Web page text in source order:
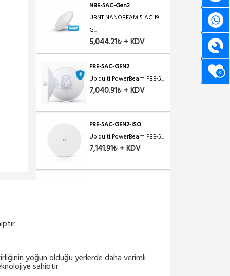
0
NBE-5AC-Gen2
UBNT NANOBEAM 5 AC 19
G...
5,044.21₺ + KDV
PBE-5AC-GEN2
Ubiquiti PowerBeam PBE-5...
7,040.91₺ + KDV
PBE-5AC-GEN2-ISO
Ubiquiti PowerBeam PBE-5...
7,141.91₺ + KDV
PBE-M5-400
Ubiquiti PowerBeam PBE-
Ubiquiti PowerBeam PBE-
yoğun olduğu yerlerde daha verimli
sahiptir